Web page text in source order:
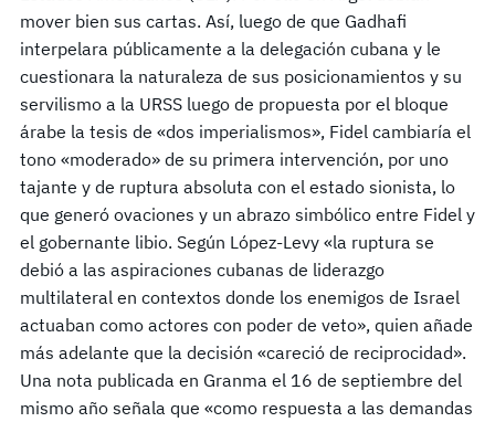
mover bien sus cartas. Así, luego de que Gadhafi
interpelara públicamente a la delegación cubana y le
cuestionara la naturaleza de sus posicionamientos y su
servilismo a la URSS luego de propuesta por el bloque
árabe la tesis de «dos imperialismos», Fidel cambiaría el
tono «moderado» de su primera intervención, por uno
tajante y de ruptura absoluta con el estado sionista, lo
que generó ovaciones y un abrazo simbólico entre Fidel y
el gobernante libio. Según López-Levy «la ruptura se
debió a las aspiraciones cubanas de liderazgo
multilateral en contextos donde los enemigos de Israel
actuaban como actores con poder de veto», quien añade
más adelante que la decisión «careció de reciprocidad».
Una nota publicada en Granma el 16 de septiembre del
mismo año señala que «como respuesta a las demandas